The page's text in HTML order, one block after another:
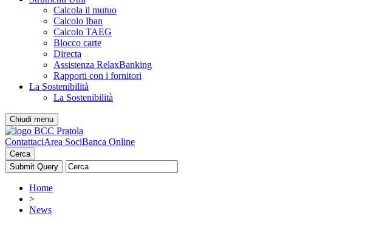
Calcola il mutuo
Calcolo Iban
Calcolo TAEG
Blocco carte
Directa
Assistenza RelaxBanking
Rapporti con i fornitori
La Sostenibilità
La Sostenibilità
Chiudi menu
ContattaciArea SociBanca Online
Cerca
Home
>
News